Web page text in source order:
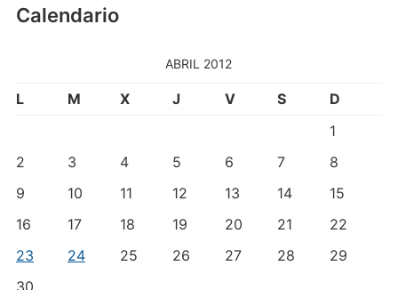
Calendario
ABRIL 2012
L M X J V S
D
1
2
3 4 5 6 7
8
9
10 11 12 13 14
15
16
17 18 19 20 21
22
23
24 25 26 27 28
29
30